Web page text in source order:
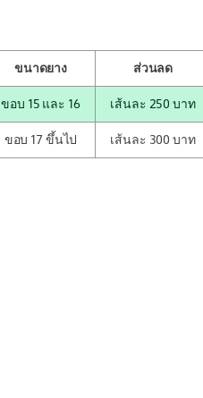
ขนาดยาง ส่วนลด
ขอบ 15 และ 16 เส้นละ 250 บาท
ขอบ 17 ขึ้นไป เส้นละ 300 บาท